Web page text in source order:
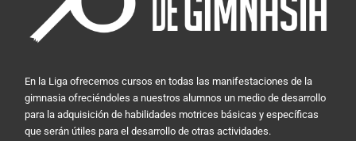
En la Liga ofrecemos cursos en todas las manifestaciones de la
gimnasia ofreciéndoles a nuestros alumnos un medio de desarrollo
para la adquisición de habilidades motrices básicas y específicas
que serán útiles para el desarrollo de otras actividades.